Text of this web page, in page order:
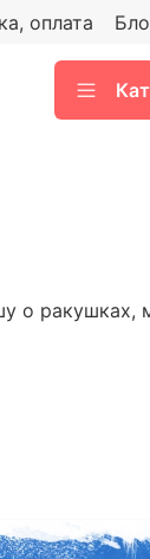
оплата
о ракушках,